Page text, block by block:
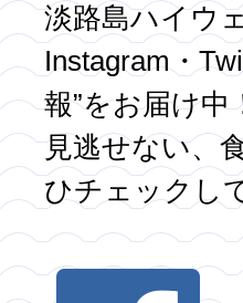
淡路島ハイウ
Instagram・
報”をお届け中
見逃せない、
ひチェックし